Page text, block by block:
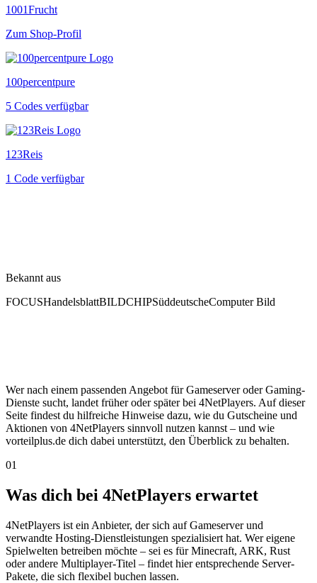
1001Frucht
Zum Shop-Profil
100percentpure
5 Codes verfügbar
123Reis
1 Code verfügbar
Bekannt aus
FOCUSHandelsblattBILDCHIPSüddeutscheComputer Bild
Wer nach einem passenden Angebot für Gameserver oder Gaming-
Dienste sucht, landet früher oder später bei 4NetPlayers. Auf dieser
Seite findest du hilfreiche Hinweise dazu, wie du Gutscheine und
Aktionen von 4NetPlayers sinnvoll nutzen kannst – und wie
vorteilplus.de dich dabei unterstützt, den Überblick zu behalten.
01
Was dich bei 4NetPlayers erwartet
4NetPlayers ist ein Anbieter, der sich auf Gameserver und
verwandte Hosting-Dienstleistungen spezialisiert hat. Wer eigene
Spielwelten betreiben möchte – sei es für Minecraft, ARK, Rust
oder andere Multiplayer-Titel – findet hier entsprechende Server-
Pakete, die sich flexibel buchen lassen.